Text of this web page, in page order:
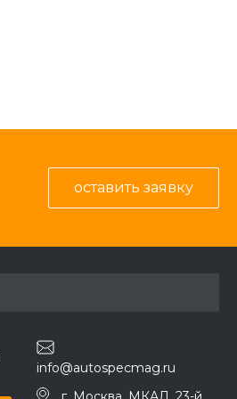
оставить заявку
info@autospecmag.ru